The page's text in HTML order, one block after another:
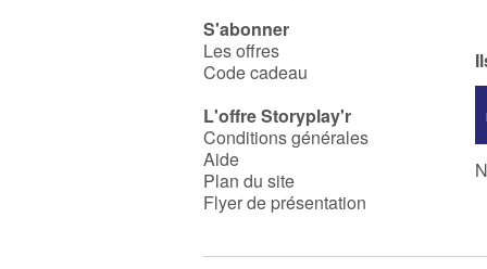
S'abonner
Les offres
Code cadeau
L'offre Storyplay'r
Conditions générales
Aide
Plan du site
Flyer de présentation